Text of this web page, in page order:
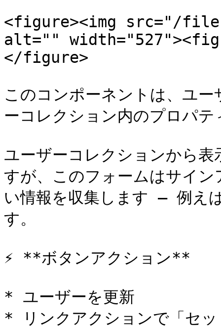
<figure><img src="/files/
alt=""
</figure>
このコンポーネントは、ユ
ーコレクション内のプロパ
ユーザーコレクションから
すが、このフォームはサイ
い情報を収集します — 例え
す。
⚡ **ボタンアクション**
* ユーザーを更新
* リンクアクションで「セ